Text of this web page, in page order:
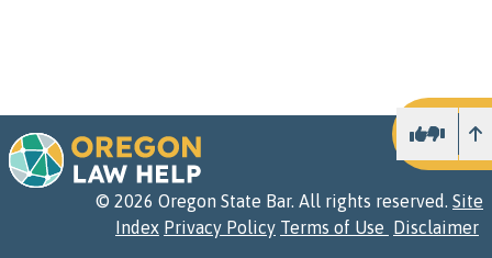
© 2026 Oregon State Bar. All rights reserved. Site
Index Privacy Policy Terms of Use Disclaimer